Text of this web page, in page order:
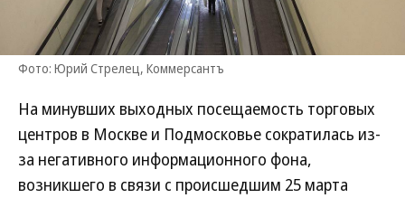
Фото: Юрий Стрелец, Коммерсантъ
На минувших выходных посещаемость торговых
центров в Москве и Подмосковье сократилась из-
за негативного информационного фона,
возникшего в связи с происшедшим 25 марта